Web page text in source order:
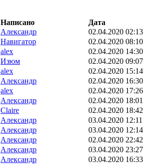
Написано
Дата
Александр
02.04.2020 02:13
Навигатор
02.04.2020 08:10
alex
02.04.2020 14:30
Изюм
02.04.2020 09:07
alex
02.04.2020 15:14
Александр
02.04.2020 16:30
alex
02.04.2020 17:26
Александр
02.04.2020 18:01
Claire
02.04.2020 18:42
Александр
03.04.2020 12:11
Александр
03.04.2020 12:14
Александр
02.04.2020 22:42
Александр
03.04.2020 23:27
Александр
03.04.2020 16:33